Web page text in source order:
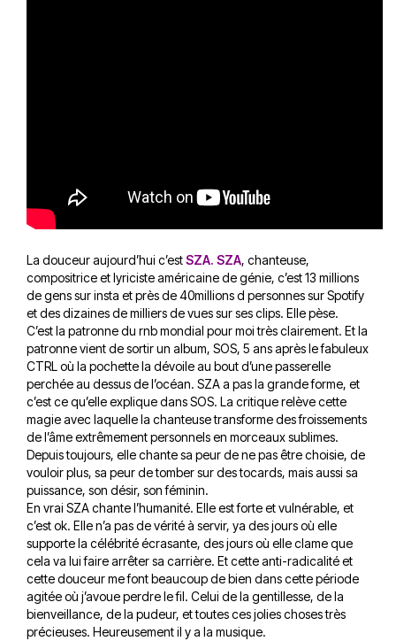
La douceur aujourd’hui c’estSZA. SZA, chanteuse,
compositrice et lyriciste américaine de génie, c’est 13 millions
de gens sur insta et près de 40millions d personnes sur Spotify
et des dizaines de milliers de vues sur ses clips. Elle pèse.
C’est la patronne du rnb mondial pour moi très clairement. Et la
patronne vient de sortir un album, SOS, 5 ans après le fabuleux
CTRL où la pochette la dévoile au bout d’une passerelle
perchée au dessus de l’océan. SZA a pas la grande forme, et
c’est ce qu’elle explique dans SOS. La critique relève cette
magie avec laquelle la chanteuse transforme des froissements
de l’âme extrêmement personnels en morceaux sublimes.
Depuis toujours, elle chante sa peur de ne pas être choisie, de
vouloir plus, sa peur de tomber sur des tocards, mais aussi sa
puissance, son désir, son féminin.
En vrai SZA chante l’humanité. Elle est forte et vulnérable, et
c’est ok. Elle n’a pas de vérité à servir, ya des jours où elle
supporte la célébrité écrasante, des jours où elle clame que
cela va lui faire arrêter sa carrière. Et cette anti-radicalité et
cette douceur me font beaucoup de bien dans cette période
agitée où j’avoue perdre le fil. Celui de la gentillesse, de la
bienveillance, de la pudeur, et toutes ces jolies choses très
précieuses. Heureusement il y a la musique.